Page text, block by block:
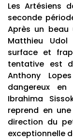
Les Artésiens
seconde
Après un beau
Matthieu
surface et
tentative est
Anthony
dangereux
Ibrahima
reprend en
direction du
exceptionnelle